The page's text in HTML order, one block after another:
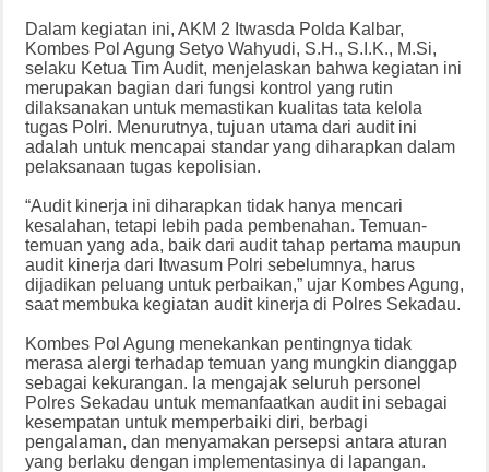
Dalam kegiatan ini, AKM 2 Itwasda Polda Kalbar,
Kombes Pol Agung Setyo Wahyudi, S.H., S.I.K., M.Si,
selaku Ketua Tim Audit, menjelaskan bahwa kegiatan ini
merupakan bagian dari fungsi kontrol yang rutin
dilaksanakan untuk memastikan kualitas tata kelola
tugas Polri. Menurutnya, tujuan utama dari audit ini
adalah untuk mencapai standar yang diharapkan dalam
pelaksanaan tugas kepolisian.
“Audit kinerja ini diharapkan tidak hanya mencari
kesalahan, tetapi lebih pada pembenahan. Temuan-
temuan yang ada, baik dari audit tahap pertama maupun
audit kinerja dari Itwasum Polri sebelumnya, harus
dijadikan peluang untuk perbaikan,” ujar Kombes Agung,
saat membuka kegiatan audit kinerja di Polres Sekadau.
Kombes Pol Agung menekankan pentingnya tidak
merasa alergi terhadap temuan yang mungkin dianggap
sebagai kekurangan. Ia mengajak seluruh personel
Polres Sekadau untuk memanfaatkan audit ini sebagai
kesempatan untuk memperbaiki diri, berbagi
pengalaman, dan menyamakan persepsi antara aturan
yang berlaku dengan implementasinya di lapangan.